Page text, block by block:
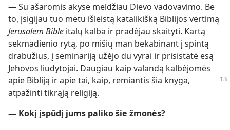
— Su ašaromis akyse meldžiau Dievo vadovavimo. Be
to, įsigijau tuo metu išleistą katalikišką Biblijos vertimą
Jerusalem Bible italų kalba ir pradėjau skaityti. Kartą
sekmadienio rytą, po mišių man bekabinant į spintą
drabužius, į seminariją užėjo du vyrai ir prisistatė esą
Jehovos liudytojai. Daugiau kaip valandą kalbėjomės
apie Bibliją ir apie tai, kaip, remiantis šia knyga,
atpažinti tikrąją religiją.
— Kokį įspūdį jums paliko šie žmonės?